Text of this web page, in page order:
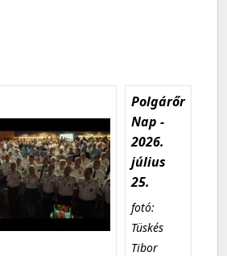
Polgárőr
Nap -
2026.
július
25.
fotó:
Tüskés
Tibor